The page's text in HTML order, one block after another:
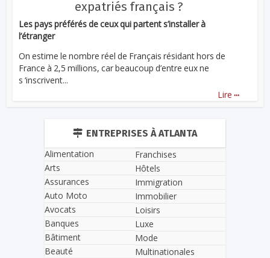
expatriés français ?
Les pays préférés de ceux qui partent s’installer à
l’étranger
On estime le nombre réel de Français résidant hors de
France à 2,5 millions, car beaucoup d’entre eux ne
s ‘inscrivent...
Lire ...
ENTREPRISES À ATLANTA
Alimentation
Arts
Assurances
Auto Moto
Avocats
Banques
Bâtiment
Beauté
Franchises
Hôtels
Immigration
Immobilier
Loisirs
Luxe
Mode
Multinationales